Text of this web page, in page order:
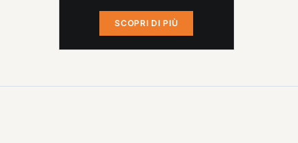
SCOPRI DI PIÙ